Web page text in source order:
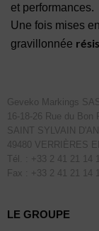
et performances.
Une fois mises
gravillonnée
Geveko Markings
16-18-26 Rue du Bon
SAINT SYLVAIN
49480 VERRIÈRES
Tél. : +33 2 41 21 14
Fax : +33 2 41 21 14
LE GROUPE